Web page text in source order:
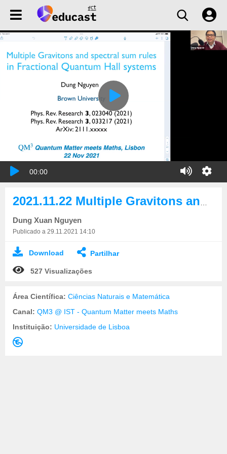
00:00
Dung Xuan Nguyen
Publicado a 29.11.2021 14:10
Download Partilhar
527 Visualizações
Área Científica: Ciências Naturais e Matemática
Canal: QM3 @ IST - Quantum Matter meets Maths
Instituição: Universidade de Lisboa